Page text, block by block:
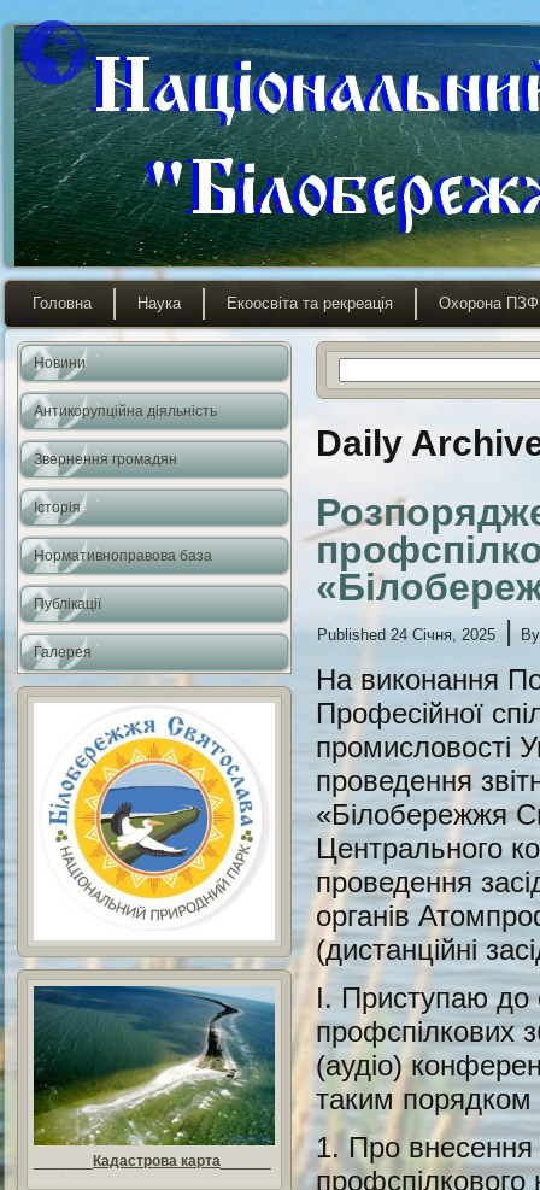
Головна Наука Екоосвіта та рекреація Охорона ПЗФ
Новини
Антикорупційна діяльність
Звернення громадян
Історія
Нормативноправова база
Публікації
Галерея
Кадастрова карта
Daily
Published 24 Січня, 2025| By
На виконання
Професійної
промисловості
проведення
«Білобережжя
Центрального
проведення
органів
(дистанційні
І. Приступаю до
профспілкових
(аудіо)
таким
1. Про внесення